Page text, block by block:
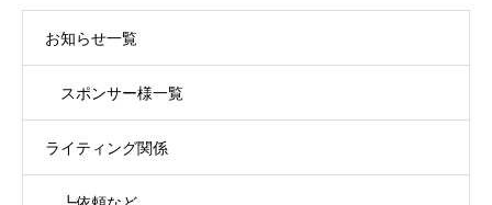
お知らせ一覧
スポンサー様一覧
ライティング関係